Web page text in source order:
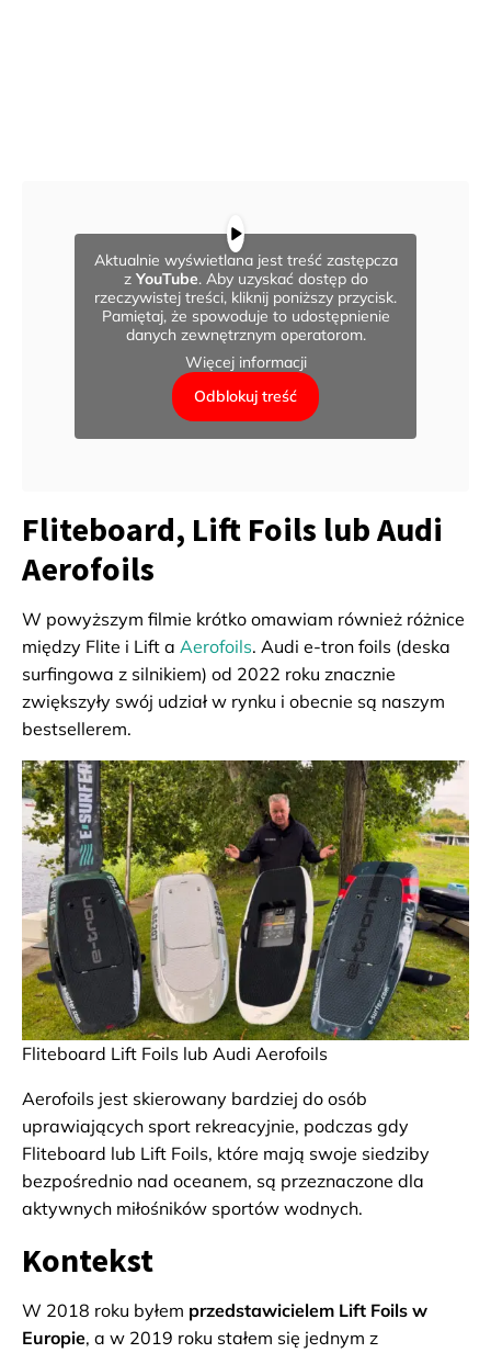
Aktualnie wyświetlana jest treść zastępcza
z YouTube. Aby uzyskać dostęp do
rzeczywistej treści, kliknij poniższy przycisk.
Pamiętaj, że spowoduje to udostępnienie
danych zewnętrznym operatorom.
Więcej informacji
Odblokuj treść
Fliteboard, Lift Foils lub Audi
Aerofoils
W powyższym filmie krótko omawiam również różnice
między Flite i Lift a Aerofoils. Audi e-tron foils (deska
surfingowa z silnikiem) od 2022 roku znacznie
zwiększyły swój udział w rynku i obecnie są naszym
bestsellerem.
Fliteboard Lift Foils lub Audi Aerofoils
Aerofoils jest skierowany bardziej do osób
uprawiających sport rekreacyjnie, podczas gdy
Fliteboard lub Lift Foils, które mają swoje siedziby
bezpośrednio nad oceanem, są przeznaczone dla
aktywnych miłośników sportów wodnych.
Kontekst
W 2018 roku byłem przedstawicielem Lift Foils w
Europie, a w 2019 roku stałem się jednym z